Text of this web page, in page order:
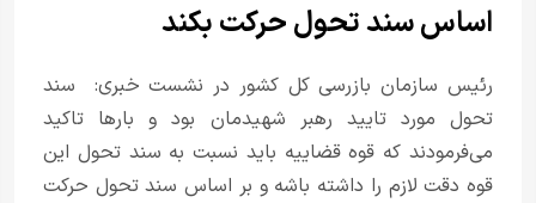
اساس سند تحول حرکت بکند
رئیس سازمان بازرسی کل کشور در نشست خبری: سند
تحول مورد تایید رهبر شهیدمان بود و بارها تاکید
می‌فرمودند که قوه قضاییه باید نسبت به سند تحول این
قوه دقت لازم را داشته باشه و بر اساس سند تحول حرکت